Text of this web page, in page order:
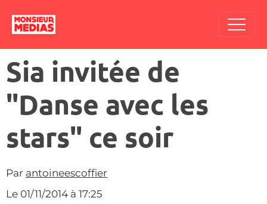
Sia invitée de
"Danse avec les
stars" ce soir
Par antoineescoffier
Le 01/11/2014 à 17:25